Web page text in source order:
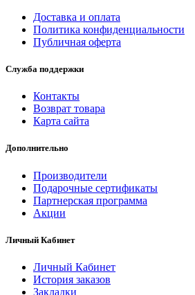
Доставка и оплата
Политика конфиденциальности
Публичная оферта
Служба поддержки
Контакты
Возврат товара
Карта сайта
Дополнительно
Производители
Подарочные сертификаты
Партнерская программа
Акции
Личный Кабинет
Личный Кабинет
История заказов
Закладки